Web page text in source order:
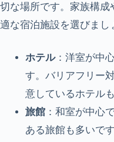
切な場所です。家族構
適な宿泊施設を選びまし
ホテル：洋室が中
す。バリアフリー
意しているホテル
旅館：和室が中心
ある旅館も多いで